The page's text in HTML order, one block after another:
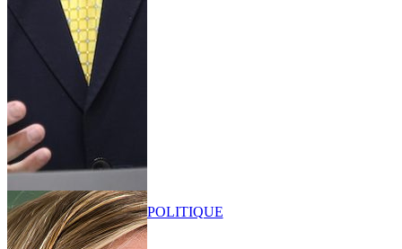
POLITIQUE